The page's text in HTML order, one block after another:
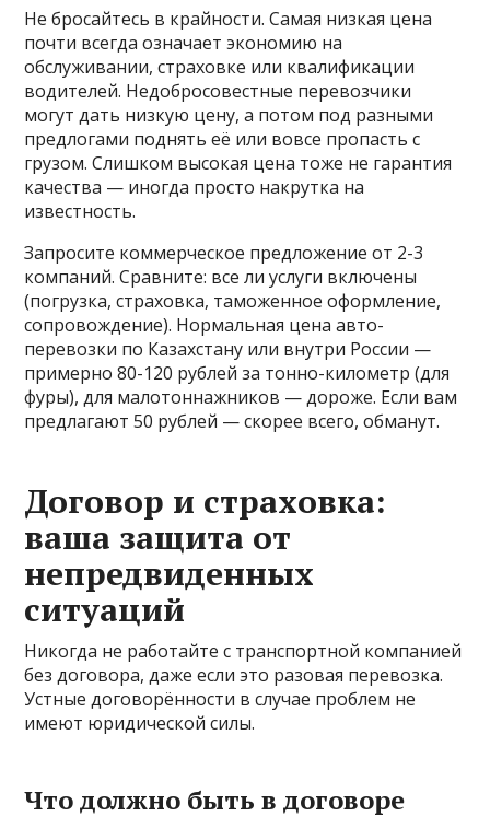
Не бросайтесь в крайности. Самая низкая цена
почти всегда означает экономию на
обслуживании, страховке или квалификации
водителей. Недобросовестные перевозчики
могут дать низкую цену, а потом под разными
предлогами поднять её или вовсе пропасть с
грузом. Слишком высокая цена тоже не гарантия
качества — иногда просто накрутка на
известность.
Запросите коммерческое предложение от 2-3
компаний. Сравните: все ли услуги включены
(погрузка, страховка, таможенное оформление,
сопровождение). Нормальная цена авто-
перевозки по Казахстану или внутри России —
примерно 80-120 рублей за тонно-километр (для
фуры), для малотоннажников — дороже. Если вам
предлагают 50 рублей — скорее всего, обманут.
Договор и страховка:
ваша защита от
непредвиденных
ситуаций
Никогда не работайте с транспортной компанией
без договора, даже если это разовая перевозка.
Устные договорённости в случае проблем не
имеют юридической силы.
Что должно быть в договоре